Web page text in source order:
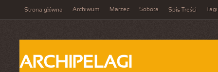
Strona główna Archiwum Marzec Sobota Spis Treści Tagi
ARCHIPELAGI